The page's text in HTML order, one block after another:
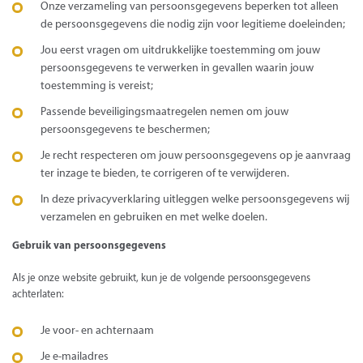
Onze verzameling van persoonsgegevens beperken tot alleen
de persoonsgegevens die nodig zijn voor legitieme doeleinden;
Jou eerst vragen om uitdrukkelijke toestemming om jouw
persoonsgegevens te verwerken in gevallen waarin jouw
toestemming is vereist;
Passende beveiligingsmaatregelen nemen om jouw
persoonsgegevens te beschermen;
Je recht respecteren om jouw persoonsgegevens op je aanvraag
ter inzage te bieden, te corrigeren of te verwijderen.
In deze privacyverklaring uitleggen welke persoonsgegevens wij
verzamelen en gebruiken en met welke doelen.
Gebruik van persoonsgegevens
Als je onze website gebruikt, kun je de volgende persoonsgegevens
achterlaten:
Je voor- en achternaam
Je e-mailadres